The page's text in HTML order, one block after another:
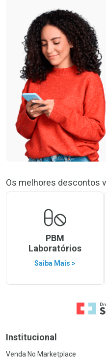
Os melhores descontos
PBM
Laboratórios
Saiba Mais >
Ir para a
Institucional
Venda No Marketplace